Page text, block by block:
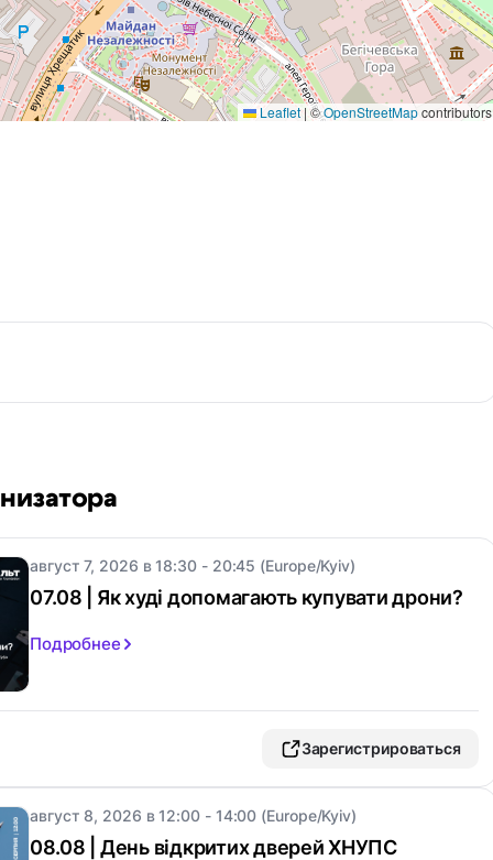
Leaflet |©OpenStreetMapcontributors
август 7, 2026 в 18:30 - 20:45 (Europe/Kyiv)
07.08 | Як худі допомагають купувати дрони?
Подробнее
Зарегистрироваться
август 8, 2026 в 12:00 - 14:00 (Europe/Kyiv)
08.08 | День відкритих дверей ХНУПС